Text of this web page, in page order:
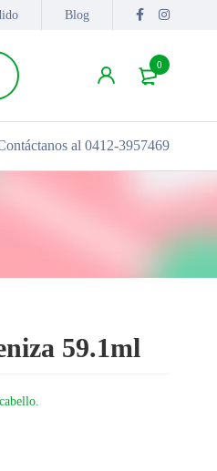
Blog
0
al 0412-3957469
59.1ml